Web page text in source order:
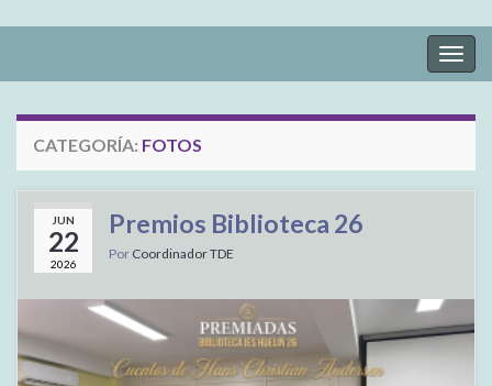
la
CATEGORÍA: FOTOS
JUN
22
2026
Premios Biblioteca 26
Por Coordinador TDE